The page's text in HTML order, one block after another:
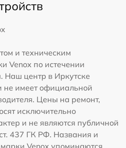
и техническим
Venox по истечении
Наш центр в Иркутске
не имеет официальной
Цены на ремонт,
исключительно
и не являются публичной
437 ГК РФ. Названия и
Venox упоминаются